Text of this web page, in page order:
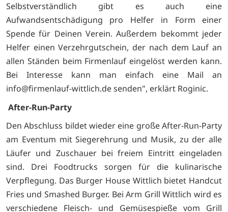
Selbstverständlich gibt es auch eine
Aufwandsentschädigung pro Helfer in Form einer
Spende für Deinen Verein. Außerdem bekommt jeder
Helfer einen Verzehrgutschein, der nach dem Lauf an
allen Ständen beim Firmenlauf eingelöst werden kann.
Bei Interesse kann man einfach eine Mail an
info@firmenlauf-wittlich.de senden", erklärt Roginic.
After-Run-Party
Den Abschluss bildet wieder eine große After-Run-Party
am Eventum mit Siegerehrung und Musik, zu der alle
Läufer und Zuschauer bei freiem Eintritt eingeladen
sind. Drei Foodtrucks sorgen für die kulinarische
Verpflegung. Das Burger House Wittlich bietet Handcut
Fries und Smashed Burger. Bei Arm Grill Wittlich wird es
verschiedene Fleisch- und Gemüsespieße vom Grill